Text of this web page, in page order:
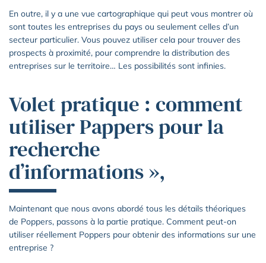
En outre, il y a une vue cartographique qui peut vous montrer où
sont toutes les entreprises du pays ou seulement celles d’un
secteur particulier. Vous pouvez utiliser cela pour trouver des
prospects à proximité, pour comprendre la distribution des
entreprises sur le territoire… Les possibilités sont infinies.
Volet pratique : comment
utiliser Pappers pour la
recherche
d’informations »,
Maintenant que nous avons abordé tous les détails théoriques
de Poppers, passons à la partie pratique. Comment peut-on
utiliser réellement Poppers pour obtenir des informations sur une
entreprise ?